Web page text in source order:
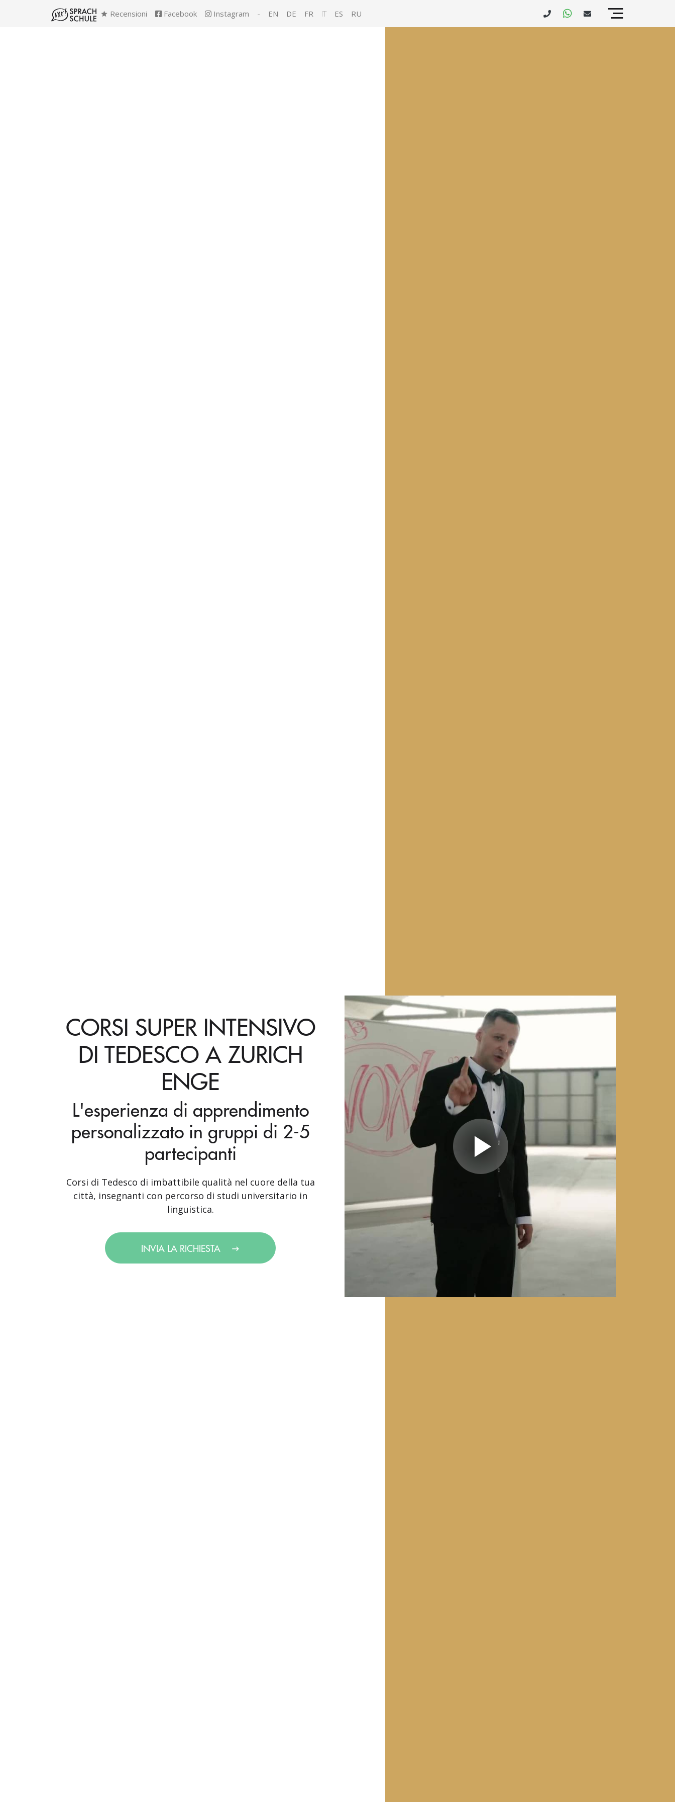
Recensioni Facebook Instagram - EN DE FR IT ES RU
CORSI SUPER INTENSIVO
DI TEDESCO A ZURICH
ENGE
L'esperienza di apprendimento
personalizzato in gruppi di 2-5
partecipanti
Corsi di Tedesco di imbattibile qualità nel cuore della tua
città, insegnanti con percorso di studi universitario in
linguistica.
INVIA LA RICHIESTA